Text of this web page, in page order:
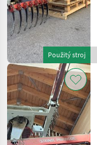
Použitý stroj